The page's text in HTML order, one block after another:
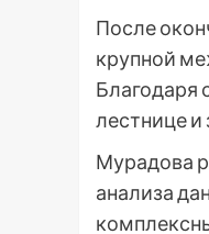
После
крупной
Благодаря
лестнице и
Мурадова
анализа